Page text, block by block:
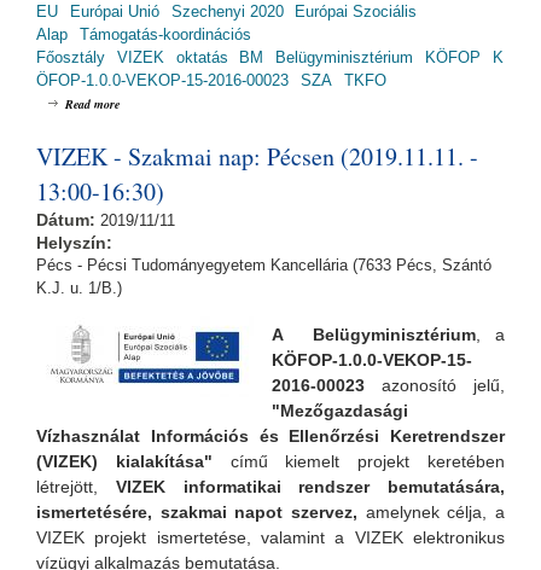
EU
Európai Unió Szechenyi 2020
Európai Szociális
Alap
Támogatás-koordinációs
Főosztály
VIZEK oktatás BM Belügyminisztérium KÖFOP
K
ÖFOP-1.0.0-VEKOP-15-2016-00023
SZA TKFO
Read more
VIZEK - Szakmai nap: Pécsen (2019.11.11. -
13:00-16:30)
Dátum: 2019/11/11
Helyszín:
Pécs - Pécsi Tudományegyetem Kancellária (7633 Pécs, Szántó
K.J. u. 1/B.)
A Belügyminisztérium , a
KÖFOP-1.0.0-VEKOP-15-
2016-00023 azonosító jelű,
"Mezőgazdasági
Vízhasználat Információs és Ellenőrzési Keretrendszer
(VIZEK) kialakítása" című kiemelt projekt keretében
létrejött, VIZEK informatikai rendszer bemutatására,
ismertetésére, szakmai napot szervez, amelynek célja, a
VIZEK projekt ismertetése, valamint a VIZEK elektronikus
vízügyi alkalmazás bemutatása.